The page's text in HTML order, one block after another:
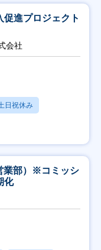
促進プロジェクト
会社
日祝休み
業部）※コミッシ
化